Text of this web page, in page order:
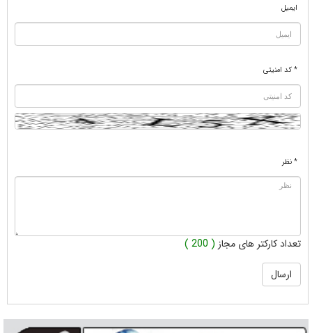
ایمیل
* کد امنیتی
* نظر
تعداد کارکتر های مجاز ( 200 )